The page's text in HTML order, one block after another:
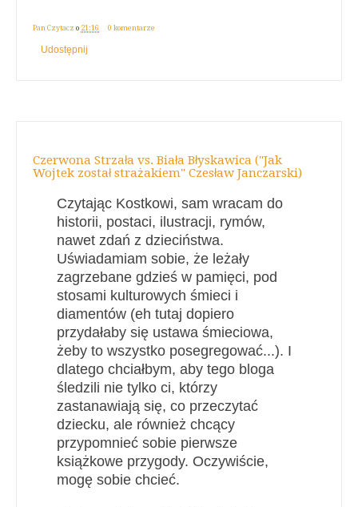
Pan Czytacz o 21:16 0 komentarze
Udostępnij
Czerwona Strzała vs. Biała Błyskawica ("Jak
Wojtek został strażakiem" Czesław Janczarski)
Czytając Kostkowi, sam wracam do
historii, postaci, ilustracji, rymów,
nawet zdań z dzieciństwa.
Uświadamiam sobie, że leżały
zagrzebane gdzieś w pamięci, pod
stosami kulturowych śmieci i
diamentów (eh tutaj dopiero
przydałaby się ustawa śmieciowa,
żeby to wszystko posegregować...). I
dlatego chciałbym, aby tego bloga
śledzili nie tylko ci, którzy
zastanawiają się, co przeczytać
dziecku, ale również chcący
przypomnieć sobie pierwsze
książkowe przygody. Oczywiście,
mogę sobie chcieć.